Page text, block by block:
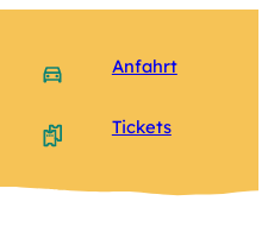
Anfahrt
Tickets